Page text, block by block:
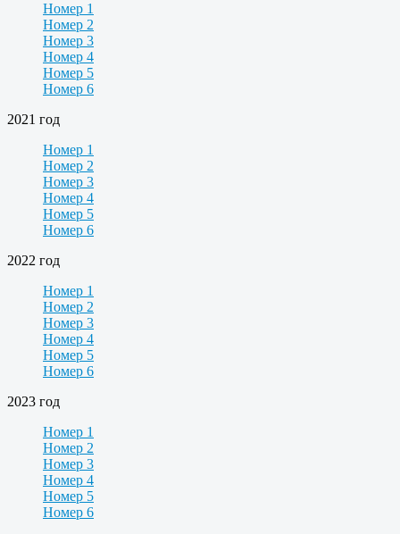
Номер 1
Номер 2
Номер 3
Номер 4
Номер 5
Номер 6
2021 год
Номер 1
Номер 2
Номер 3
Номер 4
Номер 5
Номер 6
2022 год
Номер 1
Номер 2
Номер 3
Номер 4
Номер 5
Номер 6
2023 год
Номер 1
Номер 2
Номер 3
Номер 4
Номер 5
Номер 6